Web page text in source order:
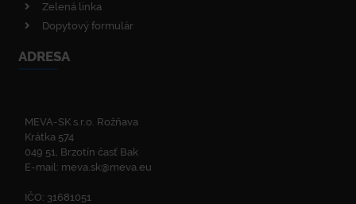
Zelená linka
Dopytový formulár
ADRESA
MEVA-SK s.r.o. Rožňava
Krátka 574
049 51, Brzotín časť Bak
E-mail: meva.sk@meva.eu
IČO: 31681051